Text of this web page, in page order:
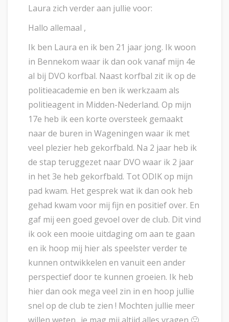
Laura zich verder aan jullie voor:
Hallo allemaal ,
Ik ben Laura en ik ben 21 jaar jong. Ik woon
in Bennekom waar ik dan ook vanaf mijn 4e
al bij DVO korfbal. Naast korfbal zit ik op de
politieacademie en ben ik werkzaam als
politieagent in Midden-Nederland. Op mijn
17e heb ik een korte oversteek gemaakt
naar de buren in Wageningen waar ik met
veel plezier heb gekorfbald. Na 2 jaar heb ik
de stap teruggezet naar DVO waar ik 2 jaar
in het 3e heb gekorfbald. Tot ODIK op mijn
pad kwam. Het gesprek wat ik dan ook heb
gehad kwam voor mij fijn en positief over. En
gaf mij een goed gevoel over de club. Dit vind
ik ook een mooie uitdaging om aan te gaan
en ik hoop mij hier als speelster verder te
kunnen ontwikkelen en vanuit een ander
perspectief door te kunnen groeien. Ik heb
hier dan ook mega veel zin in en hoop jullie
snel op de club te zien ! Mochten jullie meer